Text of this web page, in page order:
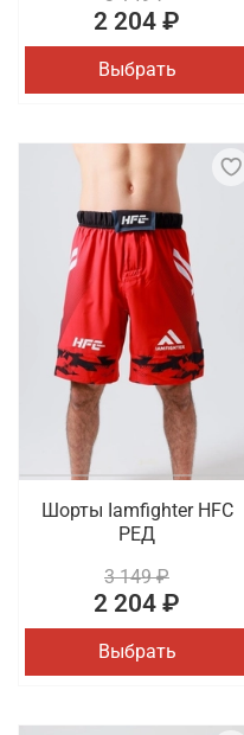
2 204 ₽
Выбрать
Шорты Iamfighter HFC
РЕД
3 149 ₽
2 204 ₽
Выбрать